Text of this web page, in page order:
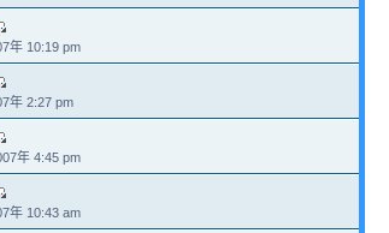
年 10:19 pm
年 2:27 pm
年 4:45 pm
年 10:43 am